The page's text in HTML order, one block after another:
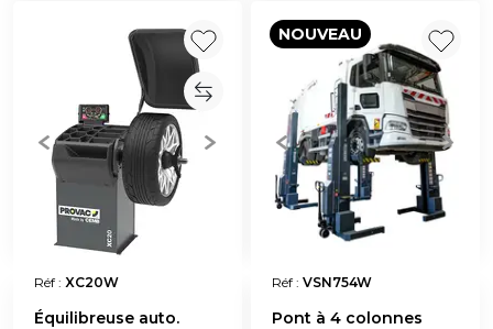
Réf : XC20W
Équilibreuse auto.
NOUVEAU
Réf : VSN754W
Pont à 4 colonnes